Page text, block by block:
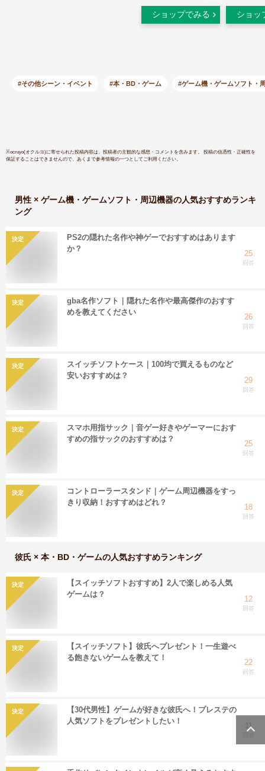
ゲーム ROMANCE
DAWN OP-01 BOX
ショップでみる
PIECEカ
頂上決戦
ショッ
#その他シーン・イベント #本・BD・ゲーム #ゲーム機・ゲームソフト・
※ocruyo(オクルヨ)に寄せられた投稿内容は、投稿者の主観的な感想・コメントを含みます。 投稿の信憑性・正確性を
保証することはできませんので、あくまで参考情報の一つとしてご利用ください。
男性 × ゲーム機・ゲームソフト・周辺機器の人気おすすめランキ
ング
決定
PS2の隠れた名作や神ゲーでおすすめはあります
か？
25
回答
決定
gba名作ソフト｜隠れた名作や最高傑作のおすす
めを教えてください
26
回答
決定
スイッチソフトケース｜100均で買えるものなど
安いおすすめは？
29
回答
決定
スマホ用指サック｜音ゲー好きやゲーマーにおす
すめの指サックのおすすめは？
25
回答
決定
コントローラースタンド｜ゲーム周辺機器をすっ
きり収納！おすすめはどれ？
18
回答
彼氏 × 本・BD・ゲームの人気おすすめランキング
決定
【スイッチソフトおすすめ】2人で楽しめる人気
ゲームは？
12
回答
決定
【スイッチソフト】彼氏へプレゼント！一生遊べ
る飽きないゲームを教えて！
22
回答
決定
【30代男性】ゲームが好きな彼氏へ！プレステの
人気ソフトをプレゼントしたい！
11